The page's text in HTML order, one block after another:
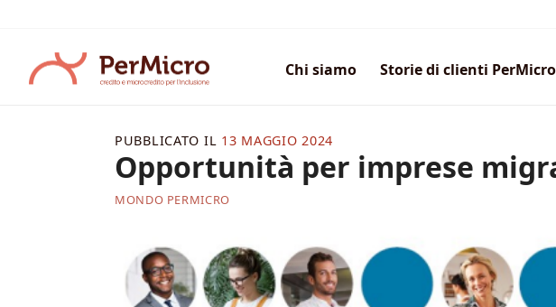
contenuti
Chi siamo Storie di clienti PerMicro
MONDO PERMICRO
Opportunità per imprese
PUBBLICATO IL 13 MAGGIO 2024